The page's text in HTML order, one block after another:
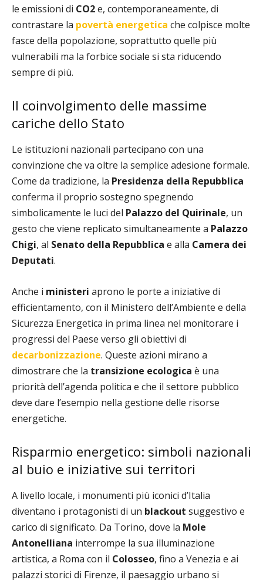
le emissioni di CO2e, contemporaneamente, di
contrastare la povertà energetica che colpisce molte
fasce della popolazione, soprattutto quelle più
vulnerabili ma la forbice sociale si sta riducendo
sempre di più.
Il coinvolgimento delle massime
cariche dello Stato
Le istituzioni nazionali partecipano con una
convinzione che va oltre la semplice adesione formale.
Come da tradizione, la Presidenza della Repubblica
conferma il proprio sostegno spegnendo
simbolicamente le luci del Palazzo del Quirinale, un
gesto che viene replicato simultaneamente a Palazzo
Chigi, al Senato della Repubblica e alla Camera dei
Deputati.
Anche i ministeri aprono le porte a iniziative di
efficientamento, con il Ministero dell’Ambiente e della
Sicurezza Energetica in prima linea nel monitorare i
progressi del Paese verso gli obiettivi di
decarbonizzazione. Queste azioni mirano a
dimostrare che la transizione ecologica è una
priorità dell’agenda politica e che il settore pubblico
deve dare l’esempio nella gestione delle risorse
energetiche.
Risparmio energetico: simboli nazionali
al buio e iniziative sui territori
A livello locale, i monumenti più iconici d’Italia
diventano i protagonisti di un blackout suggestivo e
carico di significato. Da Torino, dove la Mole
Antonelliana interrompe la sua illuminazione
artistica, a Roma con il Colosseo, fino a Venezia e ai
palazzi storici di Firenze, il paesaggio urbano si